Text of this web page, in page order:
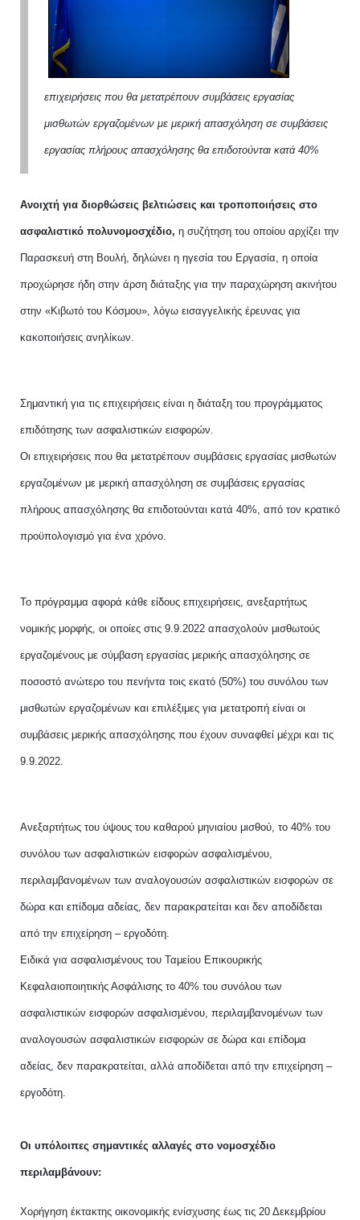
επιχειρήσεις που θα μετατρέπουν συμβάσεις εργασίας
μισθωτών εργαζομένων με μερική απασχόληση σε συμβάσεις
εργασίας πλήρους απασχόλησης θα επιδοτούνται κατά 40%
Ανοιχτή για διορθώσεις βελτιώσεις και τροποποιήσεις στο
ασφαλιστικό πολυνομοσχέδιο, η συζήτηση του οποίου αρχίζει την
Παρασκευή στη Βουλή, δηλώνει η ηγεσία του Εργασία, η οποία
προχώρησε ήδη στην άρση διάταξης για την παραχώρηση ακινήτου
στην «Κιβωτό του Κόσμου», λόγω εισαγγελικής έρευνας για
κακοποιήσεις ανηλίκων.
Σημαντική για τις επιχειρήσεις είναι η διάταξη του προγράμματος
επιδότησης των ασφαλιστικών εισφορών.
Οι επιχειρήσεις που θα μετατρέπουν συμβάσεις εργασίας μισθωτών
εργαζομένων με μερική απασχόληση σε συμβάσεις εργασίας
πλήρους απασχόλησης θα επιδοτούνται κατά 40%, από τον κρατικό
προϋπολογισμό για ένα χρόνο.
Το πρόγραμμα αφορά κάθε είδους επιχειρήσεις, ανεξαρτήτως
νομικής μορφής, οι οποίες στις 9.9.2022 απασχολούν μισθωτούς
εργαζομένους με σύμβαση εργασίας μερικής απασχόλησης σε
ποσοστό ανώτερο του πενήντα τοις εκατό (50%) του συνόλου των
μισθωτών εργαζομένων και επιλέξιμες για μετατροπή είναι οι
συμβάσεις μερικής απασχόλησης που έχουν συναφθεί μέχρι και τις
9.9.2022.
Ανεξαρτήτως του ύψους του καθαρού μηνιαίου μισθού, το 40% του
συνόλου των ασφαλιστικών εισφορών ασφαλισμένου,
περιλαμβανομένων των αναλογουσών ασφαλιστικών εισφορών σε
δώρα και επίδομα αδείας, δεν παρακρατείται και δεν αποδίδεται
από την επιχείρηση – εργοδότη.
Ειδικά για ασφαλισμένους του Ταμείου Επικουρικής
Κεφαλαιοποιητικής Ασφάλισης το 40% του συνόλου των
ασφαλιστικών εισφορών ασφαλισμένου, περιλαμβανομένων των
αναλογουσών ασφαλιστικών εισφορών σε δώρα και επίδομα
αδείας, δεν παρακρατείται, αλλά αποδίδεται από την επιχείρηση –
εργοδότη.
Οι υπόλοιπες σημαντικές αλλαγές στο νομοσχέδιο
περιλαμβάνουν:
Χορήγηση έκτακτης οικονομικής ενίσχυσης έως τις 20 Δεκεμβρίου